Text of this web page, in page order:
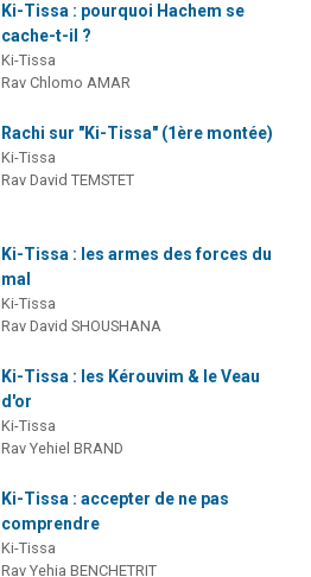
Ki-Tissa : pourquoi Hachem se
cache-t-il ?
Ki-Tissa
Rav Chlomo AMAR
Rachi sur "Ki-Tissa" (1ère montée)
Ki-Tissa
Rav David TEMSTET
Ki-Tissa : les armes des forces du
mal
Ki-Tissa
Rav David SHOUSHANA
Ki-Tissa : les Kérouvim & le Veau
d'or
Ki-Tissa
Rav Yehiel BRAND
Ki-Tissa : accepter de ne pas
comprendre
Ki-Tissa
Rav Yehia BENCHETRIT